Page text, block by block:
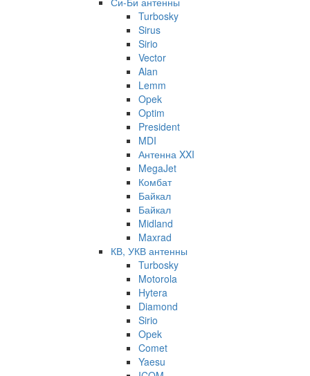
Turbosky
Sirus
Sirio
Vector
Alan
Lemm
Opek
Optim
President
MDI
Антенна XXI
MegaJet
Комбат
Байкал
Байкал
Midland
Maxrad
КВ, УКВ антенны
Turbosky
Motorola
Hytera
Diamond
Sirio
Opek
Comet
Yaesu